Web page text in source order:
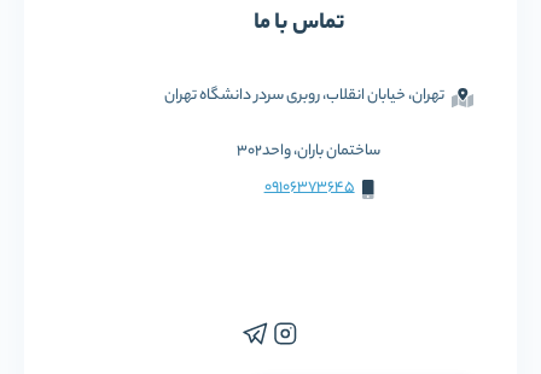
تماس با ما
تهران، خیابان انقلاب، روبری سردر دانشگاه تهران
ساختمان باران، واحد302
09106373645